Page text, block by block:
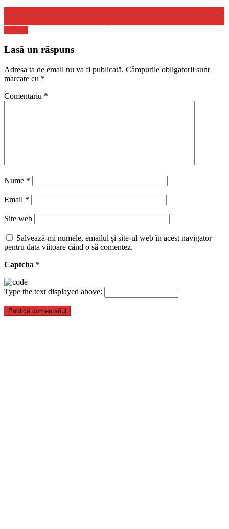
Lasă un răspuns
Adresa ta de email nu va fi publicată. Câmpurile obligatorii sunt
marcate cu *
Comentariu *
Nume *
Email *
Site web
Salvează-mi numele, emailul și site-ul web în acest navigator
pentru data viitoare când o să comentez.
Captcha *
Type the text displayed above: